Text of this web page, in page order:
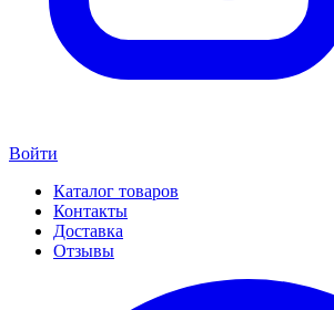
Войти
Каталог товаров
Контакты
Доставка
Отзывы